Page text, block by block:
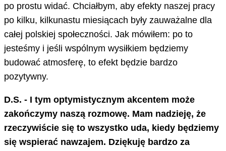
po prostu widać. Chciałbym, aby efekty naszej pracy
po kilku, kilkunastu miesiącach były zauważalne dla
całej polskiej społeczności. Jak mówiłem: po to
jesteśmy i jeśli wspólnym wysiłkiem będziemy
budować atmosferę, to efekt będzie bardzo
pozytywny.
D.S. - I tym optymistycznym akcentem może
zakończymy naszą rozmowę. Mam nadzieję, że
rzeczywiście się to wszystko uda, kiedy będziemy
się wspierać nawzajem. Dziękuję bardzo za